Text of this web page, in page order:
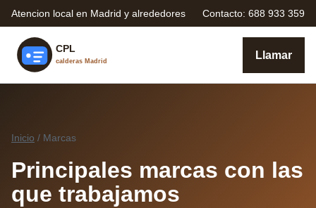
Atencion local en Madrid y alrededores Contacto: 688 933 359
Llamar
Inicio / Marcas
Principales marcas con las
que trabajamos